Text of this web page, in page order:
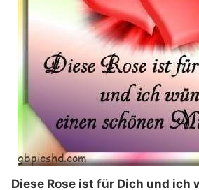
Diese Rose ist für Dich und ich